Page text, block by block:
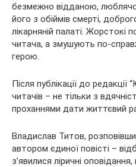
безмежно відданою,
його з обіймів смерті,
лікарняній палаті. Жорстокі
читача, а змушують по-
герою.
Після публікації до
читачів – не тільки з
проханнями дати життєвий
Владислав Титов,
автором єдиної повісті –
з’явилися ліричні